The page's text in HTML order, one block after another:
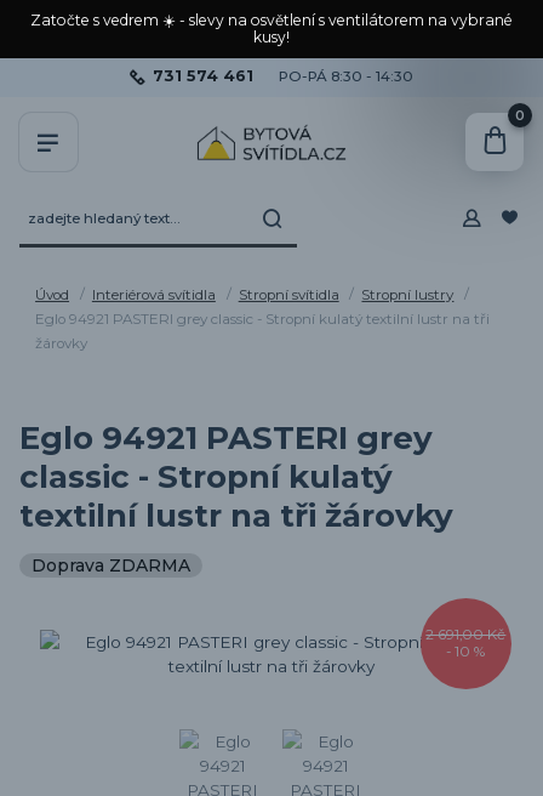
Zatočte s vedrem ☀️ - slevy na osvětlení s ventilátorem na vybrané
kusy!
731 574 461 PO-PÁ 8:30 - 14:30
0
Úvod Interiérová svítidla Stropní svítidla
Stropní lustry
Eglo 94921 PASTERI grey classic - Stropní kulatý textilní lustr na tři
žárovky
Eglo 94921 PASTERI grey
classic - Stropní kulatý
textilní lustr na tři žárovky
Doprava ZDARMA
2 691,00 Kč
- 10 %